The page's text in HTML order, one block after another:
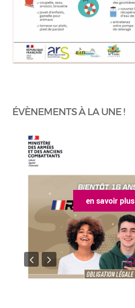
ÉVÈNEMENTS À LA UNE !
en savoir plus